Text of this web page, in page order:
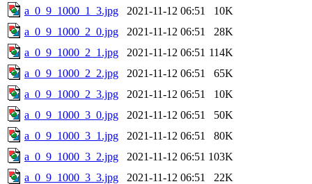
a_0_9_1000_1_3.jpg 2021-11-12 06:51
10K
a_0_9_1000_2_0.jpg
2021-11-12 06:51
28K
a_0_9_1000_2_1.jpg
2021-11-12 06:51 114K
a_0_9_1000_2_2.jpg
2021-11-12 06:51
65K
a_0_9_1000_2_3.jpg
2021-11-12 06:51
10K
a_0_9_1000_3_0.jpg
2021-11-12 06:51
50K
a_0_9_1000_3_1.jpg
2021-11-12 06:51
80K
a_0_9_1000_3_2.jpg
2021-11-12 06:51 103K
a_0_9_1000_3_3.jpg
2021-11-12 06:51
22K